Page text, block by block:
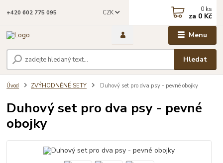
Menu
CZK
Hledat
+420 602 775 095 0 ks
za 0 Kč
Úvod ZVÝHODNĚNÉ SETY Duhový set pro dva psy - pevné obojky
Duhový set pro dva psy - pevné
obojky